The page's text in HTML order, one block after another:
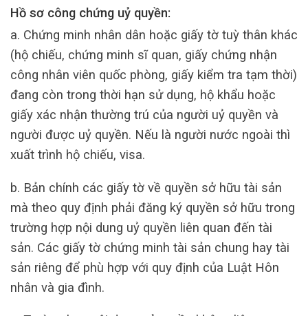
Hồ sơ công chứng uỷ quyền:
a. Chứng minh nhân dân hoặc giấy tờ tuỳ thân khác
(hộ chiếu, chứng minh sĩ quan, giấy chứng nhận
công nhân viên quốc phòng, giấy kiểm tra tạm thời)
đang còn trong thời hạn sử dụng, hộ khẩu hoặc
giấy xác nhận thường trú của người uỷ quyền và
người được uỷ quyền. Nếu là người nước ngoài thì
xuất trình hộ chiếu, visa.
b. Bản chính các giấy tờ về quyền sở hữu tài sản
mà theo quy định phải đăng ký quyền sở hữu trong
trường hợp nội dung uỷ quyền liên quan đến tài
sản. Các giấy tờ chứng minh tài sản chung hay tài
sản riêng để phù hợp với quy định của Luật Hôn
nhân và gia đình.